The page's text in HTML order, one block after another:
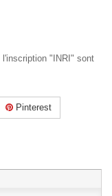
"INRI" sont
Pinterest